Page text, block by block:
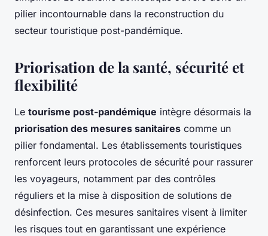
pilier incontournable dans la reconstruction du
secteur touristique post-pandémique.
Priorisation de la santé, sécurité et
flexibilité
Le tourisme post-pandémique intègre désormais la
priorisation des mesures sanitaires comme un
pilier fondamental. Les établissements touristiques
renforcent leurs protocoles de sécurité pour rassurer
les voyageurs, notamment par des contrôles
réguliers et la mise à disposition de solutions de
désinfection. Ces mesures sanitaires visent à limiter
les risques tout en garantissant une expérience